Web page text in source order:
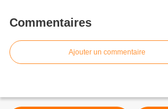
Commentaires
Ajouter un commentaire